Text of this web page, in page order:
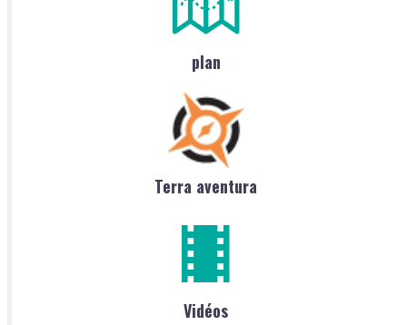
plan
Terra aventura
Vidéos